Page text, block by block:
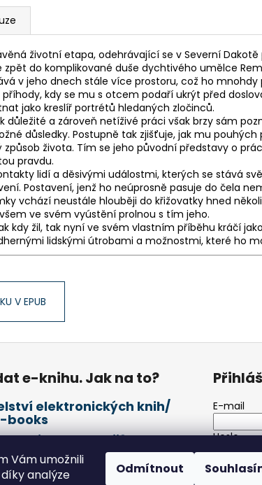
Vám umožnili
analýze
Odmítnout
životní etapa, odehrávající se v Severní
zpět do komplikované duše dychtivého umělce
v jeho dnech stále více prostoru, což ho mnohdy
kdy se mu s otcem podaří ukrýt před
jako kreslíř portrétů hledaných zločinců.
důležité a zároveň netíživé práci však brzy sám
důsledky. Postupně tak zjišťuje, jak mu
života. Tím se jeho původní představy o
pravdu.
lidí a děsivými událostmi, kterých se stává
Postavení, jenž ho neúprosně pasuje do čela
vchází neustále hlouběji do křižovatky hned
ve svém vyústění prolnou s tím jeho.
kdy žil, tak nyní ve svém vlastním příběhu kráčí
lidskými útrobami a možnostmi, které ho
V EPUB
e-knihu. Jak na to?
elektronických knih/
books
e-kniha v prodeji?
vydání e-knihy
E-mail
Heslo